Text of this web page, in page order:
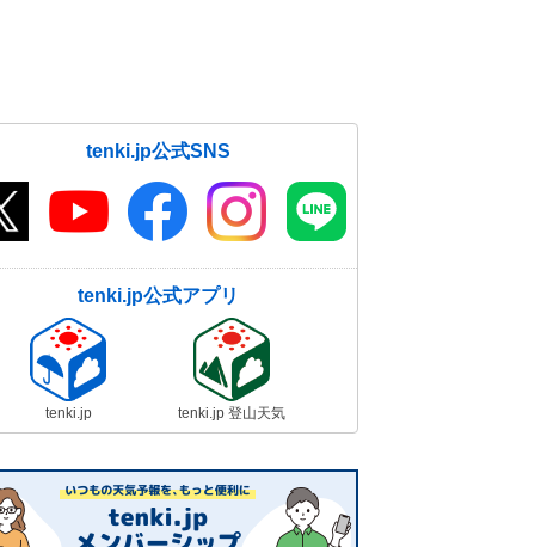
tenki.jp公式SNS
tenki.jp公式アプリ
tenki.jp tenki.jp 登山天気